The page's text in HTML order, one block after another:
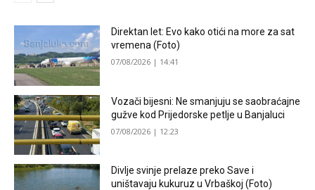
Direktan let: Evo kako otići na more za sat
vremena (Foto)
07/08/2026 | 14:41
Vozači bijesni: Ne smanjuju se saobraćajne
gužve kod Prijedorske petlje u Banjaluci
07/08/2026 | 12:23
Divlje svinje prelaze preko Save i
uništavaju kukuruz u Vrbaškoj (Foto)